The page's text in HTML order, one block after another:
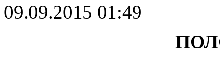
09.09.2015 01:49